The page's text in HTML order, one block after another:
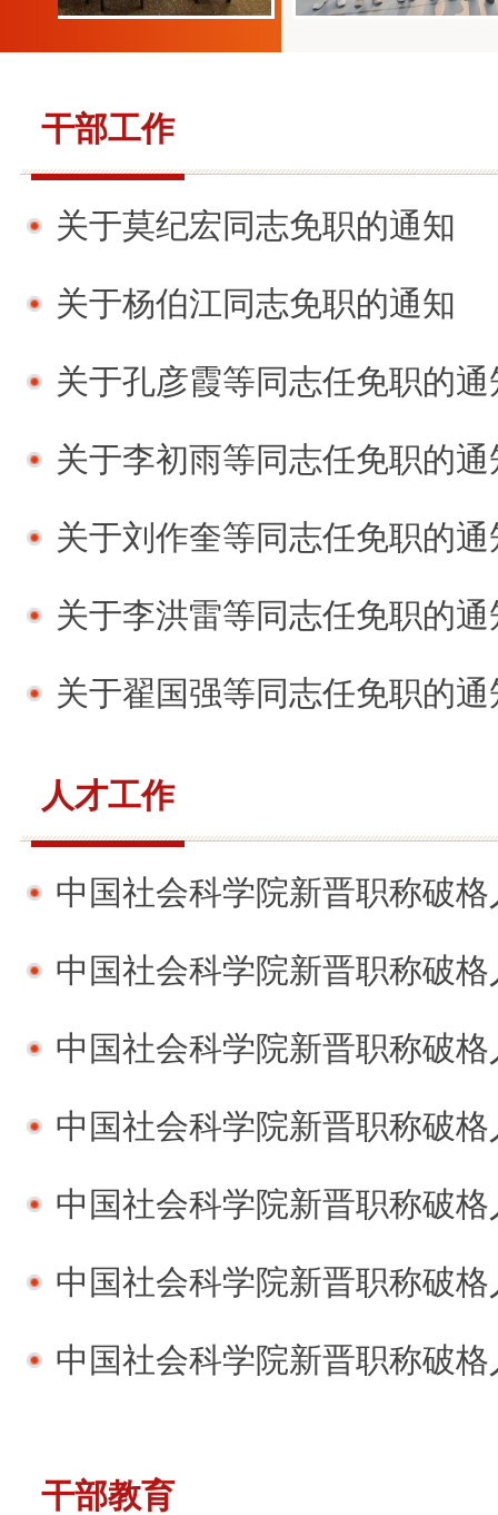
干部工作
关于莫纪宏同志免职的通知
关于杨伯江同志免职的通知
关于孔彦霞等同志任免职的通
关于李初雨等同志任免职的通
关于刘作奎等同志任免职的通
关于李洪雷等同志任免职的通
关于翟国强等同志任免职的通
人才工作
中国社会科学院新晋职称破格人
中国社会科学院新晋职称破格人
中国社会科学院新晋职称破格人员
中国社会科学院新晋职称破格人
中国社会科学院新晋职称破格人
中国社会科学院新晋职称破格人
中国社会科学院新晋职称破格人
干部教育